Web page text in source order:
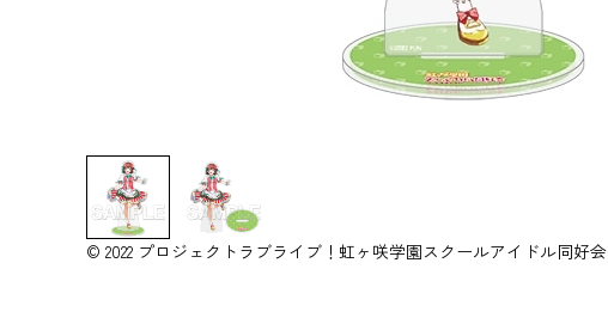
© 2022 プロジェクトラブライブ！虹ヶ咲学園スクールアイドル同好会